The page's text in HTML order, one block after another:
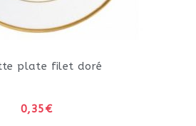
plate filet doré
0,35€